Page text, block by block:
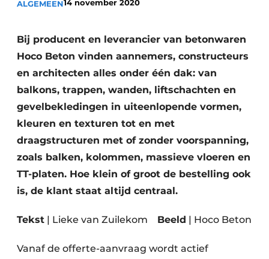
Privacy / Cookie statement
storymetadata
Vacature aanmelden
Vacatures
Modulair bouwen
ALGEMEEN14 november 2020
Bij producent en leverancier van betonwaren
Hoco Beton vinden aannemers, constructeurs
en architecten alles onder één dak: van
balkons, trappen, wanden, liftschachten en
gevelbekledingen in uiteenlopende vormen,
kleuren en texturen tot en met
draagstructuren met of zonder voorspanning,
zoals balken, kolommen, massieve vloeren en
TT-platen. Hoe klein of groot de bestelling ook
is, de klant staat altijd centraal.
Tekst | Lieke van Zuilekom Beeld | Hoco Beton
Vanaf de offerte-aanvraag wordt actief